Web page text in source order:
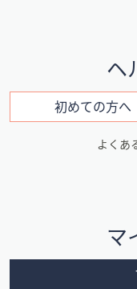
ン
ン
ヘ
初めての方へ
よくあ
マ